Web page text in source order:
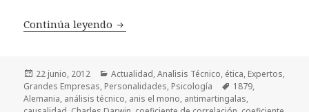
Continúa leyendo Coeficientes(3): el coeficiente de
Publicado
el
22 junio, 2012 Categorías
Actualidad,Analisis Técnico, ética, Expertos,
Grandes Empresas, Personalidades, Psicología Etiquetas
1879,
Alemania, análisis técnico, anis el mono, antimartingalas,